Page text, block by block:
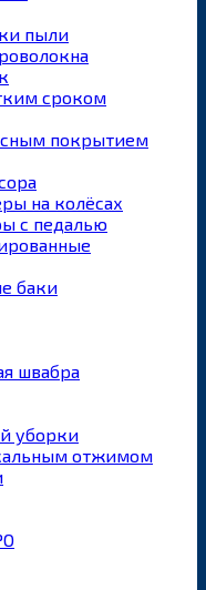
пыли
сроком
покрытием
на колёсах
с педалью
баки
швабра
уборки
отжимом